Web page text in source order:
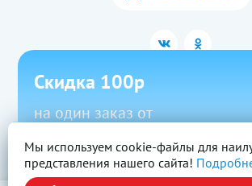
2026 © «LEKkupi»
Все права защищены.
Вся информация на сайте — собственность ООО «Моя
сайта www.lekkupi.ru без разрешения
Мы используем cookie-файлы для
представления нашего сайта!
Скидка 100р
на один заказ от
Скачать
Промокод